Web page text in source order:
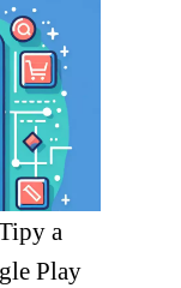
a
Play